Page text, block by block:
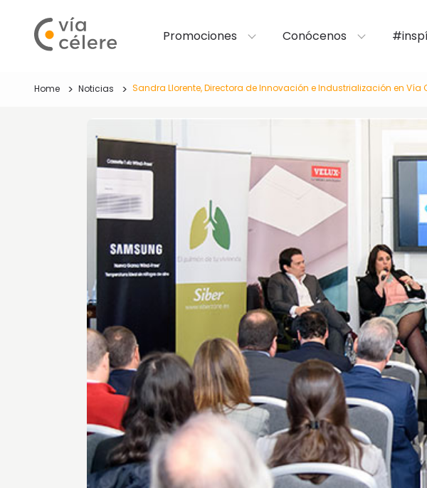
Promociones Conócenos
Home Noticias Sandra Llorente, Directora de Innovación e Industrialización en Vía